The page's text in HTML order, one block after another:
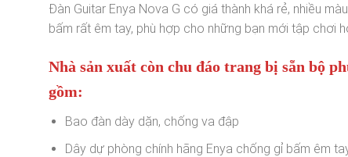
Đàn Guitar Enya Nova G có giá thành khá rẻ, nhiều
bấm rất êm tay, phù hợp cho những bạn mới tập chơi
Nhà sản xuất còn chu đáo trang bị sẵn bộ
gồm:
Bao đàn dày dặn, chống va đập
Dây dự phòng chính hãng Enya chống gỉ bấm êm